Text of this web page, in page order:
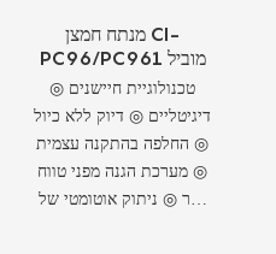
מנתח חמצן CI-
PC96/PC961 מוביל
◎ טכנולוגיית חיישנים
דיגיטליים ◎ דיוק ללא כיול
◎ החלפה בהתקנה עצמית
◎ מערכת הגנה מפני טווח
יתר ◎ ניתוק אוטומטי של